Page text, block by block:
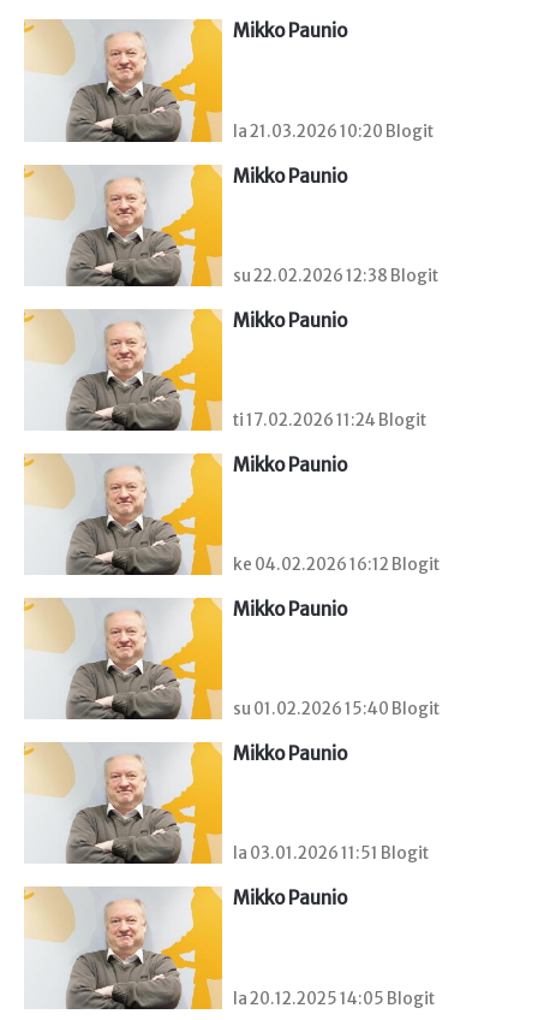
Mikko Paunio
la 21.03.2026 10:20 Blogit
Mikko Paunio
su 22.02.2026 12:38 Blogit
Mikko Paunio
ti 17.02.2026 11:24 Blogit
Mikko Paunio
ke 04.02.2026 16:12 Blogit
Mikko Paunio
su 01.02.2026 15:40 Blogit
Mikko Paunio
la 03.01.2026 11:51 Blogit
Mikko Paunio
la 20.12.2025 14:05 Blogit